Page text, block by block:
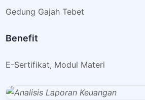
Gedung Gajah Tebet
Benefit
E-Sertifikat, Modul Materi